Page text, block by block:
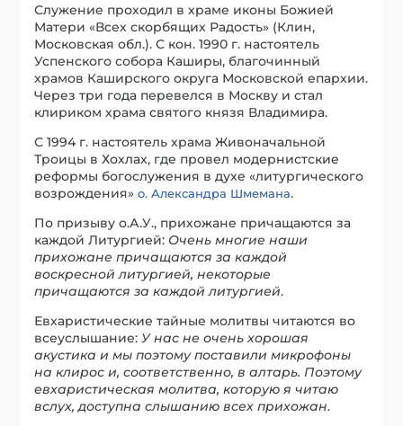
Служение проходил в храме иконы Божией
Матери «Всех скорбящих Радость» (Клин,
Московская обл.). С кон. 1990 г. настоятель
Успенского собора Каширы, благочинный
храмов Каширского округа Московской епархии.
Через три года перевелся в Москву и стал
клириком храма святого князя Владимира.
С 1994 г. настоятель храма Живоначальной
Троицы в Хохлах, где провел модернистские
реформы богослужения в духе «литургического
возрождения»о. Александра Шмемана.
По призыву о.А.У., прихожане причащаются за
каждой Литургией: Очень многие наши
прихожане причащаются за каждой
воскресной литургией, некоторые
причащаются за каждой литургией.
Евхаристические тайные молитвы читаются во
всеуслышание:У нас не очень хорошая
акустика и мы поэтому поставили микрофоны
на клирос и, соответственно, в алтарь. Поэтому
евхаристическая молитва, которую я читаю
вслух, доступна слышанию всех прихожан.